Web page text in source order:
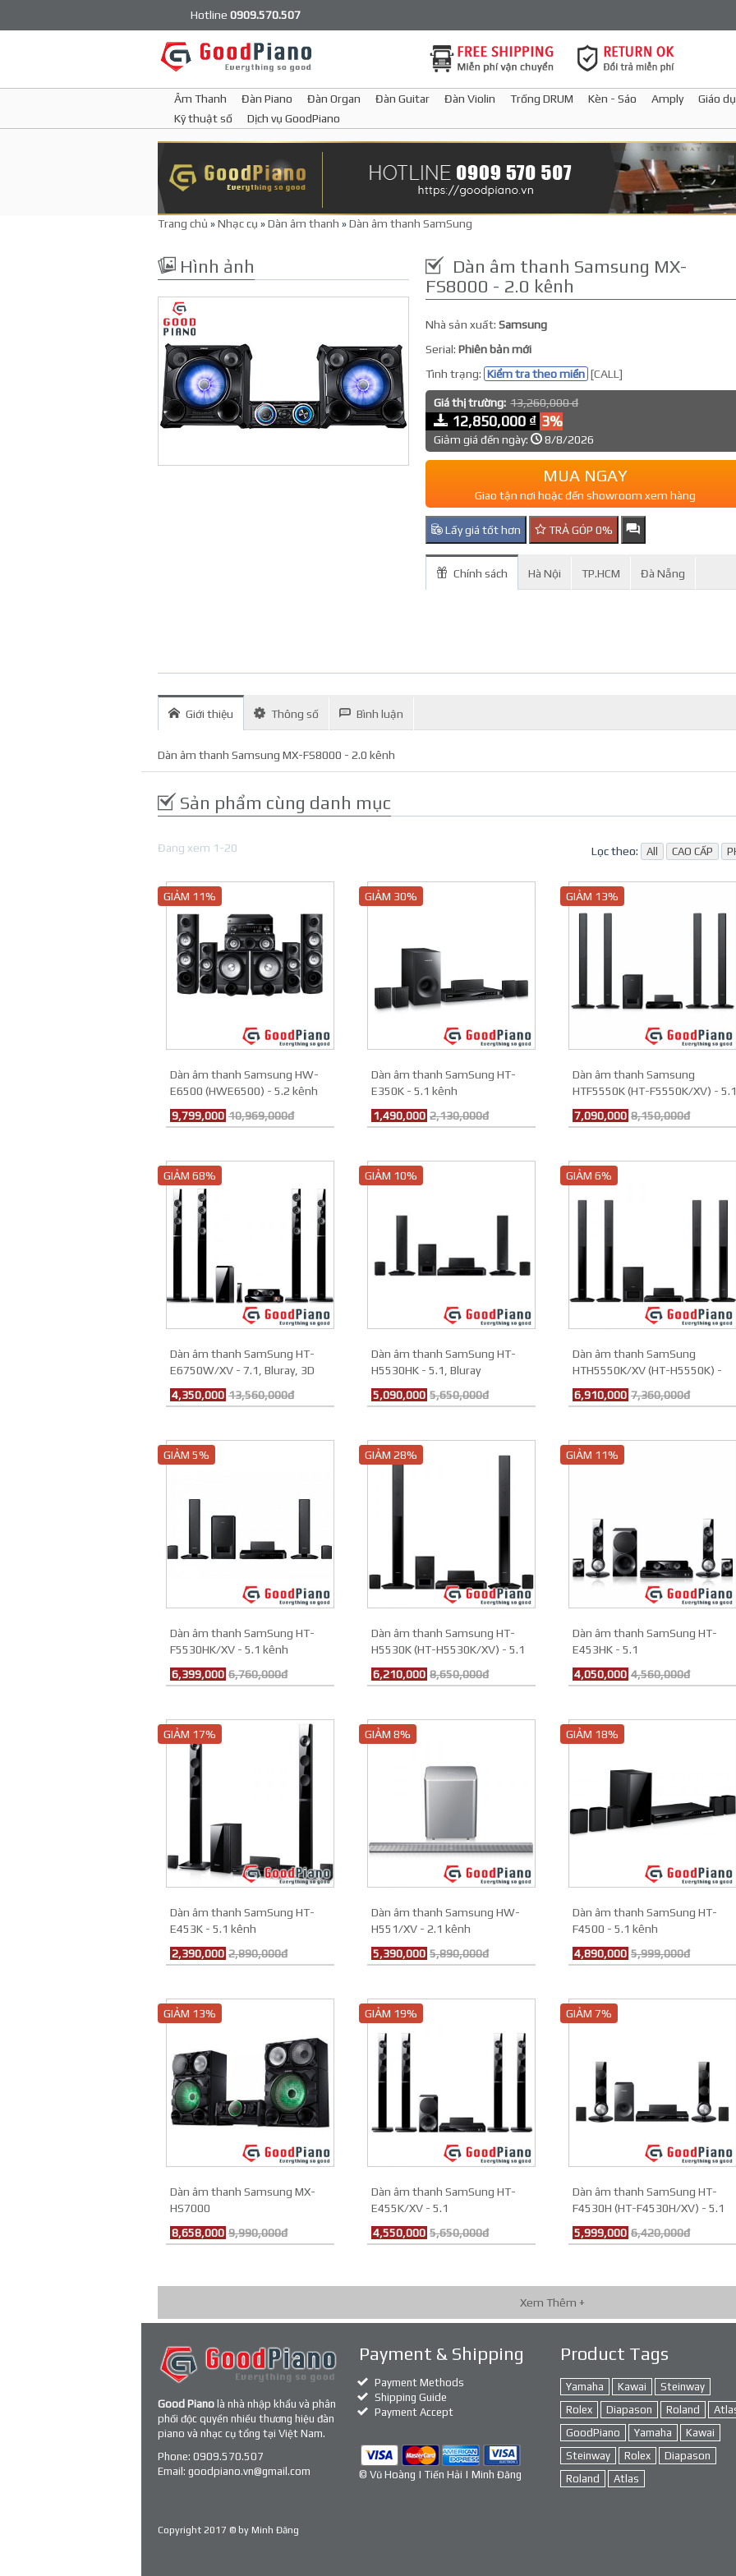
Hotline 0909.570.507
Âm Thanh Đàn Piano Đàn Organ Đàn Guitar Đàn Violin Trống DRUM Kèn - Sáo Amply Giáo
Kỹ thuật số
Dịch vụ GoodPiano
Trang chủ »Nhạc cụ »Dàn âm thanh »Dàn âm thanh SamSung
Hình ảnh
Dàn âm thanh Samsung MX-
FS8000 - 2.0 kênh
Nhà sản xuất:Samsung
Serial:Phiên bản mới
Tình trạng: Kiểm tra theo miền [CALL]
Giá thị trường: 13,260,000 đ
12,850,000 ₫ 3%
Giảm giá đến ngày: 8/8/2026
MUA NGAY
Giao tận nơi hoặc đến showroom xem hàng
Lấy giá tốt hơn TRẢ GÓP 0%
Chính sách Hà Nội TP.HCM Đà Nẵng
Giới thiệu Thông số Bình luận
Dàn âm thanh Samsung MX-FS8000 - 2.0 kênh
Sản phẩm cùng danh mục
Đang xem 1-20 Lọc theo: All CAO CẤP
GIẢM 11%
Dàn âm thanh Samsung HW-
E6500 (HWE6500) - 5.2 kênh
9,799,000 10,969,000đ
GIẢM 30%
Dàn âm thanh SamSung HT-
E350K - 5.1 kênh
1,490,000 2,130,000đ
GIẢM 13%
Dàn âm thanh Samsung
HTF5550K (HT-F5550K/XV) - 5.1
7,090,000 8,150,000đ
GIẢM 68%
Dàn âm thanh SamSung HT-
E6750W/XV - 7.1, Bluray, 3D
4,350,000 13,560,000đ
GIẢM 10%
Dàn âm thanh SamSung HT-
H5530HK - 5.1, Bluray
5,090,000 5,650,000đ
GIẢM 6%
Dàn âm thanh SamSung
HTH5550K/XV (HT-H5550K) -
5.1
6,910,000 7,360,000đ
GIẢM 5%
Dàn âm thanh SamSung HT-
F5530HK/XV - 5.1 kênh
6,399,000 6,760,000đ
GIẢM 28%
Dàn âm thanh Samsung HT-
H5530K (HT-H5530K/XV) - 5.1
6,210,000 8,650,000đ
GIẢM 11%
Dàn âm thanh SamSung HT-
E453HK - 5.1
4,050,000 4,560,000đ
GIẢM 17%
Dàn âm thanh SamSung HT-
E453K - 5.1 kênh
2,390,000 2,890,000đ
GIẢM 8%
Dàn âm thanh Samsung HW-
H551/XV - 2.1 kênh
5,390,000 5,890,000đ
GIẢM 18%
Dàn âm thanh SamSung HT-
F4500 - 5.1 kênh
4,890,000 5,999,000đ
GIẢM 13%
Dàn âm thanh Samsung MX-
HS7000
8,658,000 9,990,000đ
GIẢM 19%
Dàn âm thanh SamSung HT-
E455K/XV - 5.1
4,550,000 5,650,000đ
GIẢM 7%
Dàn âm thanh SamSung HT-
F4530H (HT-F4530H/XV) - 5.1
5,999,000 6,420,000đ
Xem Thêm +
Good Piano là nhà nhập khẩu và phân
phối độc quyền nhiều thương hiệu đàn
piano và nhạc cụ tổng tại Việt Nam.
Phone: 0909.570.507
Email: goodpiano.vn@gmail.com
Payment & Shipping
Payment Methods
Shipping Guide
Payment Accept
© Vũ Hoàng | Tiến Hải | Minh Đăng
Product Tags
Yamaha Kawai
Steinway
Rolex
Diapason Roland
GoodPiano
Yamaha
Kawai
Steinway
Rolex
Diapason
Roland
Atlas
Copyright 2017 © by Minh Đăng